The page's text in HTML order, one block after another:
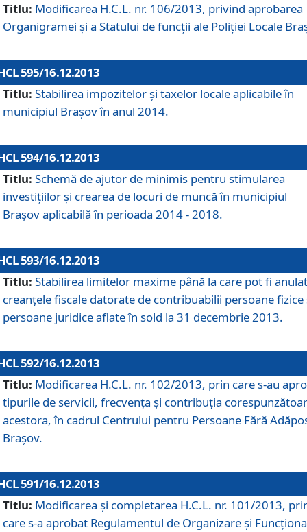
Titlu: Modificarea H.C.L. nr. 106/2013, privind aprobarea
Organigramei şi a Statului de funcţii ale Poliţiei Locale
595/16.12.2013
Titlu: Stabilirea impozitelor şi taxelor locale aplicabile în
municipiul Braşov în anul 2014.
594/16.12.2013
Titlu: Schemă de ajutor de minimis pentru stimularea
investiţiilor şi crearea de locuri de muncă în municipiul
Braşov aplicabilă în perioada 2014 - 2018.
593/16.12.2013
Titlu: Stabilirea limitelor maxime până la care pot fi
creanţele fiscale datorate de contribuabilii persoane fizice
persoane juridice aflate în sold la 31 decembrie 2013.
592/16.12.2013
Titlu: Modificarea H.C.L. nr. 102/2013, prin care s-au
tipurile de servicii, frecvenţa şi contribuţia
acestora, în cadrul Centrului pentru Persoane Fără
Braşov.
591/16.12.2013
Titlu: Modificarea şi completarea H.C.L. nr. 101/2013,
care s-a aprobat Regulamentul de Organizare şi